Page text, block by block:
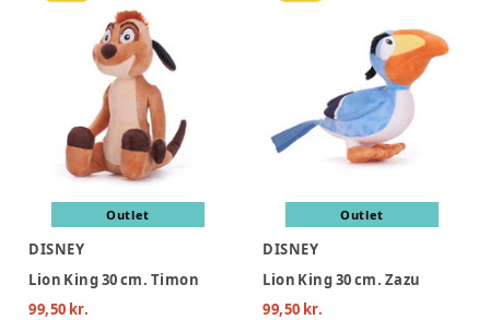
Outlet
DISNEY
Lion King 30 cm. Timon
99,50 kr.
Outlet
DISNEY
Lion King 30 cm. Zazu
99,50 kr.